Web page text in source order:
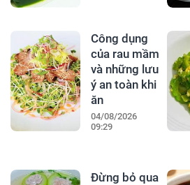
Công dụng
của rau mầm
và những lưu
ý an toàn khi
ăn
04/08/2026
09:29
Đừng bỏ qua